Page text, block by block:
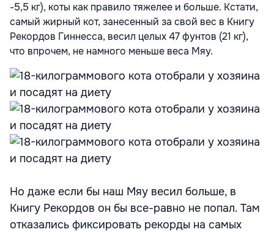
-5,5 кг), коты как правило тяжелее и больше. Кстати,
самый жирный кот, занесенный за свой вес в Книгу
Рекордов Гиннесса, весил целых 47 фунтов (21 кг),
что впрочем, не намного меньше веса Мяу.
Но даже если бы наш Мяу весил больше, в
Книгу Рекордов он бы все-равно не попал. Там
отказались фиксировать рекорды на самых